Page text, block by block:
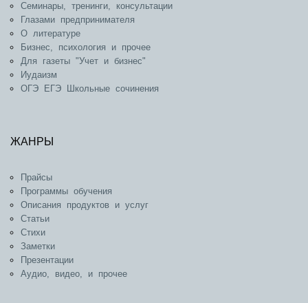
Семинары, тренинги, консультации
Глазами предпринимателя
О литературе
Бизнес, психология и прочее
Для газеты "Учет и бизнес"
Иудаизм
ОГЭ ЕГЭ Школьные сочинения
ЖАНРЫ
Прайсы
Программы обучения
Описания продуктов и услуг
Статьи
Стихи
Заметки
Презентации
Аудио, видео, и прочее